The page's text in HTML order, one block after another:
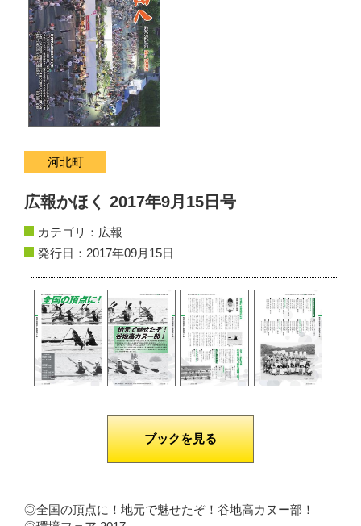
河北町
広報かほく 2017年9月15日号
カテゴリ： 広報
発行日：2017年09月15日
ブックを見る
◎全国の頂点に！地元で魅せたぞ！谷地高カヌー部！
ご利用ガイド
よくある質問
サイトマップ
個人情報保護方針
動作環境
リンク集